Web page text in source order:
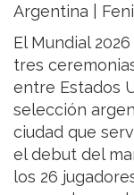
Argentina |
El Mundial
tres
entre Estados
selección
ciudad que
el debut del
los 26